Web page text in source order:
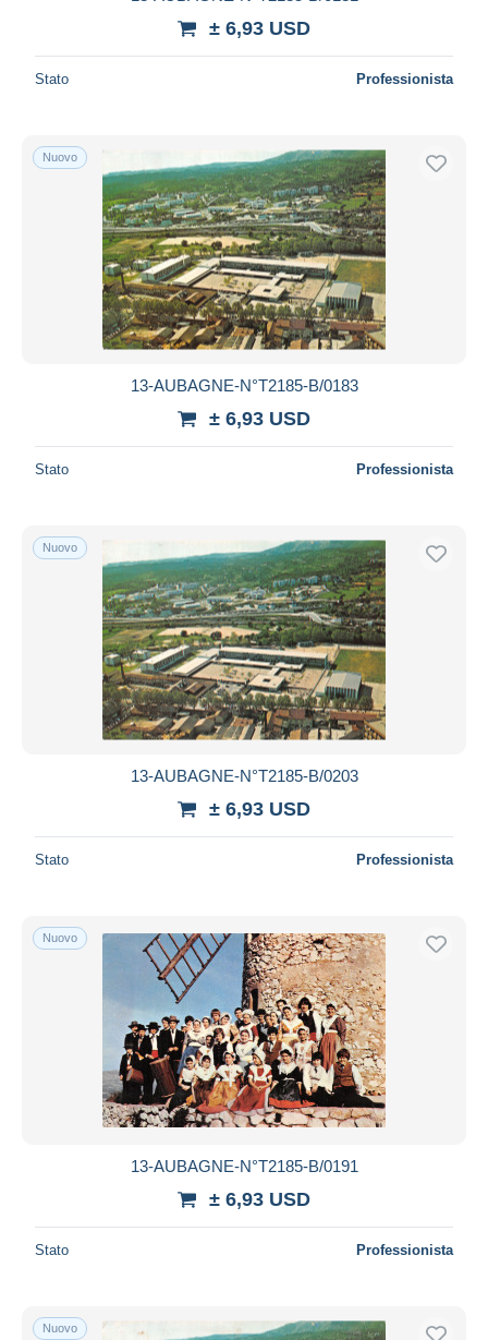
± 6,93 USD
Stato Professionista
Nuovo
13-AUBAGNE-N°T2185-B/0183
± 6,93 USD
Stato Professionista
Nuovo
13-AUBAGNE-N°T2185-B/0203
± 6,93 USD
Stato Professionista
Nuovo
13-AUBAGNE-N°T2185-B/0191
± 6,93 USD
Stato Professionista
Nuovo